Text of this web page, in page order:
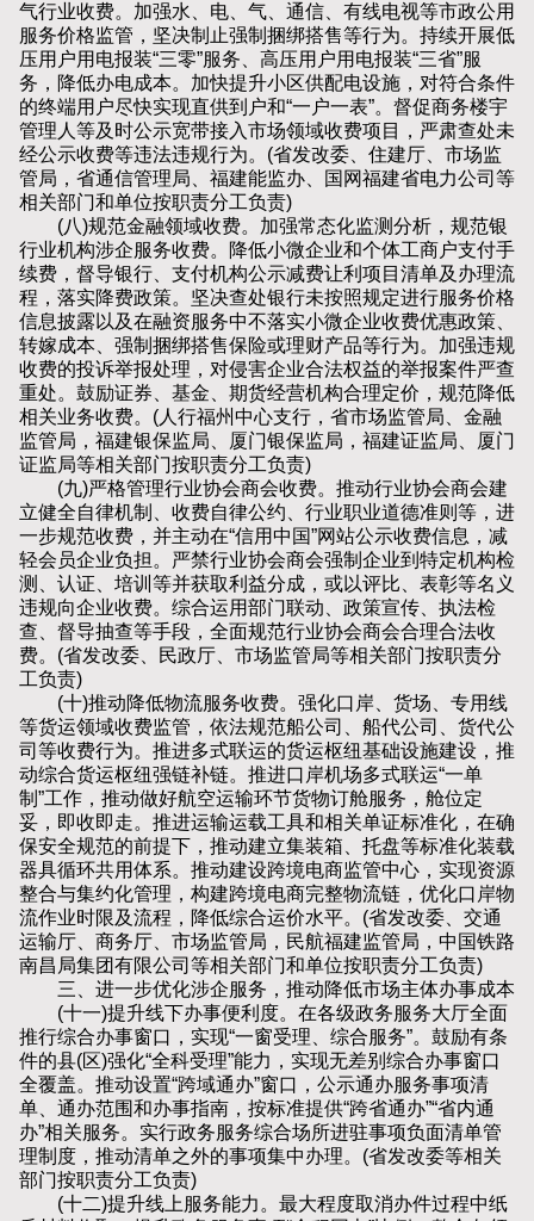
气行业收费。加强水、电、气、通信、有线电视等市政公用
服务价格监管，坚决制止强制捆绑搭售等行为。持续开展低
压用户用电报装“三零”服务、高压用户用电报装“三省”服
务，降低办电成本。加快提升小区供配电设施，对符合条件
的终端用户尽快实现直供到户和“一户一表”。督促商务楼宇
管理人等及时公示宽带接入市场领域收费项目，严肃查处未
经公示收费等违法违规行为。(省发改委、住建厅、市场监
管局，省通信管理局、福建能监办、国网福建省电力公司等
相关部门和单位按职责分工负责)
(八)规范金融领域收费。加强常态化监测分析，规范银
行业机构涉企服务收费。降低小微企业和个体工商户支付手
续费，督导银行、支付机构公示减费让利项目清单及办理流
程，落实降费政策。坚决查处银行未按照规定进行服务价格
信息披露以及在融资服务中不落实小微企业收费优惠政策、
转嫁成本、强制捆绑搭售保险或理财产品等行为。加强违规
收费的投诉举报处理，对侵害企业合法权益的举报案件严查
重处。鼓励证券、基金、期货经营机构合理定价，规范降低
相关业务收费。(人行福州中心支行，省市场监管局、金融
监管局，福建银保监局、厦门银保监局，福建证监局、厦门
证监局等相关部门按职责分工负责)
(九)严格管理行业协会商会收费。推动行业协会商会建
立健全自律机制、收费自律公约、行业职业道德准则等，进
一步规范收费，并主动在“信用中国”网站公示收费信息，减
轻会员企业负担。严禁行业协会商会强制企业到特定机构检
测、认证、培训等并获取利益分成，或以评比、表彰等名义
违规向企业收费。综合运用部门联动、政策宣传、执法检
查、督导抽查等手段，全面规范行业协会商会合理合法收
费。(省发改委、民政厅、市场监管局等相关部门按职责分
工负责)
(十)推动降低物流服务收费。强化口岸、货场、专用线
等货运领域收费监管，依法规范船公司、船代公司、货代公
司等收费行为。推进多式联运的货运枢纽基础设施建设，推
动综合货运枢纽强链补链。推进口岸机场多式联运“一单
制”工作，推动做好航空运输环节货物订舱服务，舱位定
妥，即收即走。推进运输运载工具和相关单证标准化，在确
保安全规范的前提下，推动建立集装箱、托盘等标准化装载
器具循环共用体系。推动建设跨境电商监管中心，实现资源
整合与集约化管理，构建跨境电商完整物流链，优化口岸物
流作业时限及流程，降低综合运价水平。(省发改委、交通
运输厅、商务厅、市场监管局，民航福建监管局，中国铁路
南昌局集团有限公司等相关部门和单位按职责分工负责)
三、进一步优化涉企服务，推动降低市场主体办事成本
(十一)提升线下办事便利度。在各级政务服务大厅全面
推行综合办事窗口，实现“一窗受理、综合服务”。鼓励有条
件的县(区)强化“全科受理”能力，实现无差别综合办事窗口
全覆盖。推动设置“跨域通办”窗口，公示通办服务事项清
单、通办范围和办事指南，按标准提供“跨省通办”“省内通
办”相关服务。实行政务服务综合场所进驻事项负面清单管
理制度，推动清单之外的事项集中办理。(省发改委等相关
部门按职责分工负责)
(十二)提升线上服务能力。最大程度取消办件过程中纸